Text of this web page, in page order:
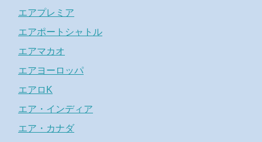
エアプレミア
エアポートシャトル
エアマカオ
エアヨーロッパ
エアロK
エア・インディア
エア・カナダ